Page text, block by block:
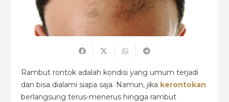
Rambut rontok adalah kondisi yang umum terjadi
dan bisa dialami siapa saja. Namun, jika kerontokan
berlangsung terus-menerus hingga rambut